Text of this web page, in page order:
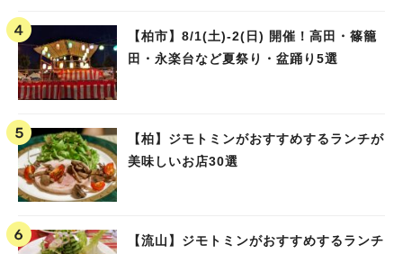
【柏市】8/1(土)‐2(日) 開催！高田・篠籠
田・永楽台など夏祭り・盆踊り5選
【柏】ジモトミンがおすすめするランチが
美味しいお店30選
【流山】ジモトミンがおすすめするランチ